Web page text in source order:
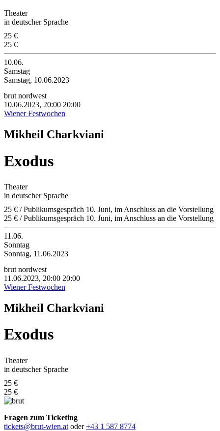
Theater
in deutscher Sprache
25 €
25 €
10.06.
Samstag
Samstag, 10.06.2023
brut nordwest
10.06.2023, 20:00 20:00
Wiener Festwochen
Mikheil Charkviani
Exodus
Theater
in deutscher Sprache
25 € / Publikumsgespräch 10. Juni, im Anschluss an die Vorstellung
25 € / Publikumsgespräch 10. Juni, im Anschluss an die Vorstellung
11.06.
Sonntag
Sonntag, 11.06.2023
brut nordwest
11.06.2023, 20:00 20:00
Wiener Festwochen
Mikheil Charkviani
Exodus
Theater
in deutscher Sprache
25 €
25 €
Fragen zum Ticketing
tickets@brut-wien.at oder+43 1 587 8774